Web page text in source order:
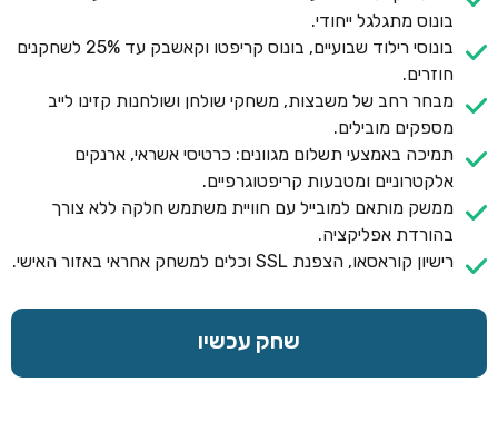
בונוס מתגלגל ייחודי.
בונוסי רילוד שבועיים, בונוס קריפטו וקאשבק עד 25% לשחקנים
חוזרים.
מבחר רחב של משבצות, משחקי שולחן ושולחנות קזינו לייב
מספקים מובילים.
תמיכה באמצעי תשלום מגוונים: כרטיסי אשראי, ארנקים
אלקטרוניים ומטבעות קריפטוגרפיים.
ממשק מותאם למובייל עם חוויית משתמש חלקה ללא צורך
בהורדת אפליקציה.
רישיון קוראסאו, הצפנת SSL וכלים למשחק אחראי באזור האישי.
שחק עכשיו